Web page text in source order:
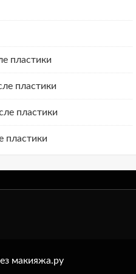
пластики
пластики
пластики
пластики
макияжа.ру